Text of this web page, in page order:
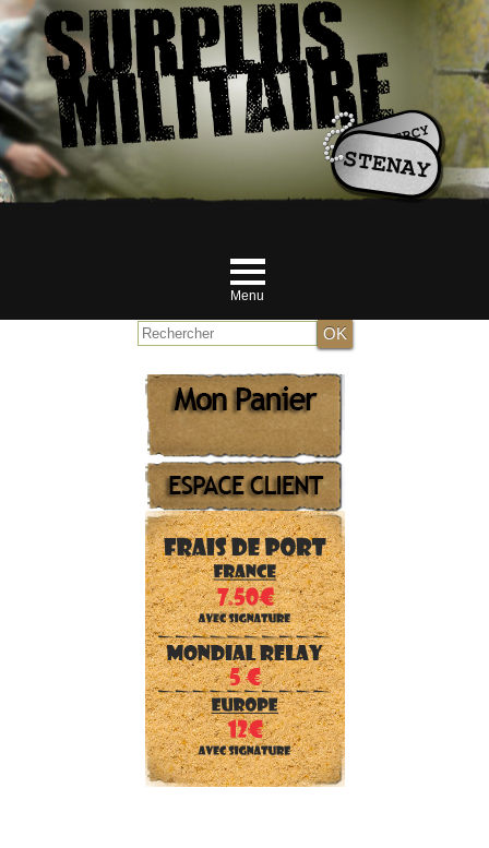
Menu
NOUVEAUTES JUILLET
MILITAIRE
RANDONNEUR et Airsofteur
SECURITE et Forces de l'ordre
CHASSEUR
ENFANT
PEINTURE et camouflage
Reconstitution WWII
TENTES et gros matériel
DRAPEAUX et écussons
Téléchargements